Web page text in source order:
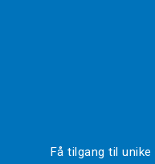
Få tilgang til